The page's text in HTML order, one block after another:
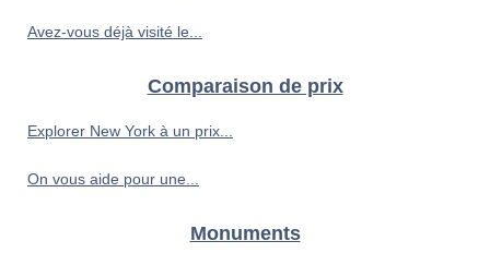
Avez-vous déjà visité le...
Comparaison de prix
Explorer New York à un prix...
On vous aide pour une...
Monuments